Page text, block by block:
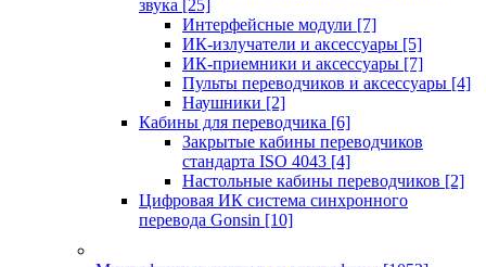
звука [25]
Интерфейсные модули [7]
ИК-излучатели и аксессуары [5]
ИК-приемники и аксессуары [7]
Пульты переводчиков и аксессуары [4]
Наушники [2]
Кабины для переводчика [6]
Закрытые кабины переводчиков
стандарта ISO 4043 [4]
Настольные кабины переводчиков [2]
Цифровая ИК система синхронного
перевода Gonsin [10]